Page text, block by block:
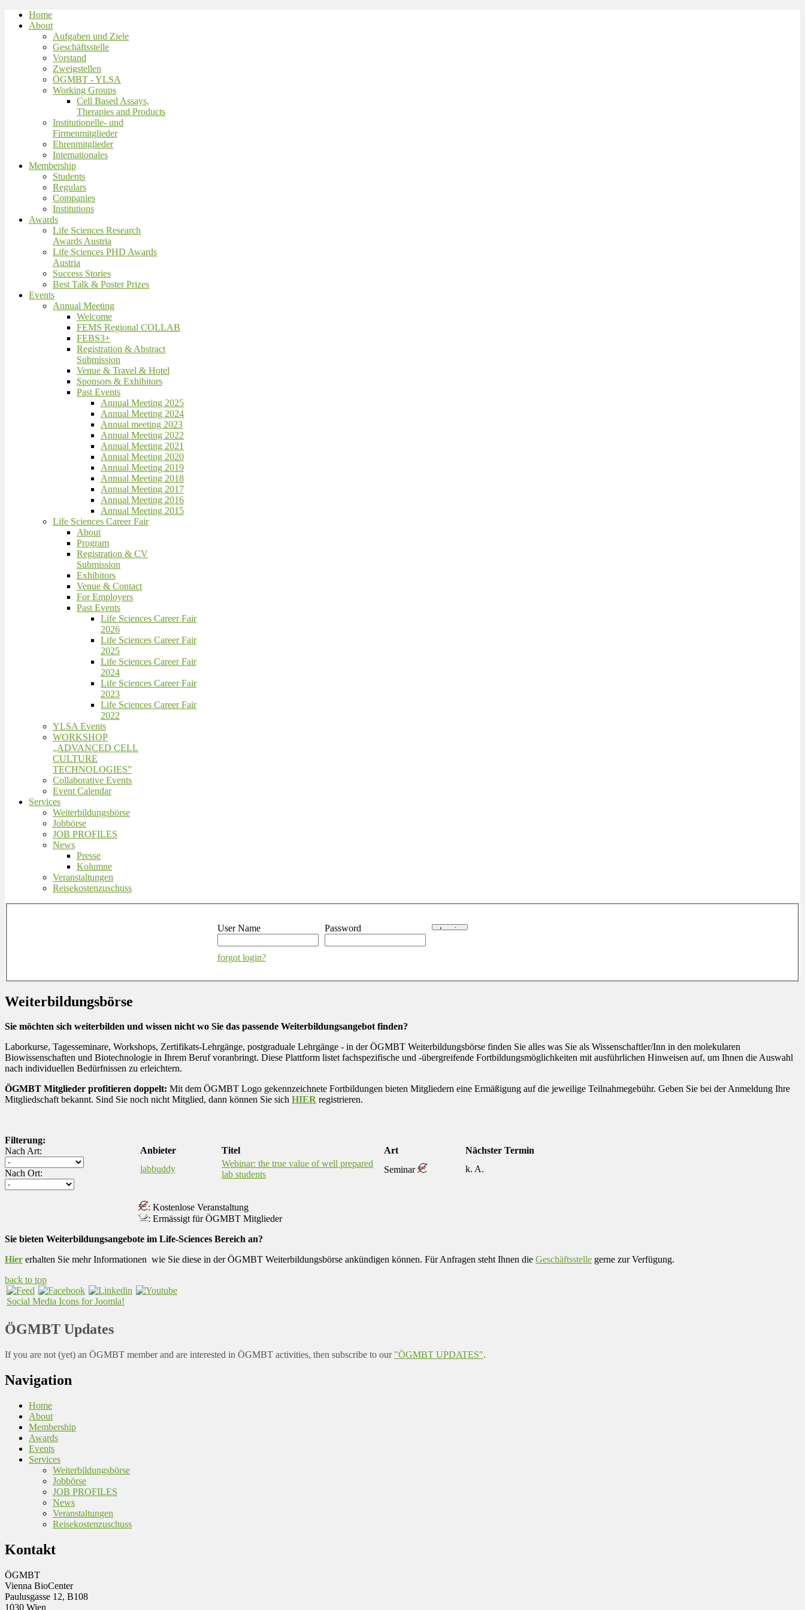
Home
About
Aufgaben und Ziele
Geschäftsstelle
Vorstand
Zweigstellen
ÖGMBT - YLSA
Working Groups
Cell Based Assays,
Therapies and Products
Institutionelle- und
Firmenmitglieder
Ehrenmitglieder
Internationales
Membership
Students
Regulars
Companies
Institutions
Awards
Life Sciences Research
Awards Austria
Life Sciences PHD Awards
Austria
Success Stories
Best Talk & Poster Prizes
Events
Annual Meeting
Welcome
FEMS Regional COLLAB
FEBS3+
Registration & Abstract
Submission
Venue & Travel & Hotel
Sponsors & Exhibitors
Past Events
Annual Meeting 2025
Annual Meeting 2024
Annual meeting 2023
Annual Meeting 2022
Annual Meeting 2021
Annual Meeting 2020
Annual Meeting 2019
Annual Meeting 2018
Annual Meeting 2017
Annual Meeting 2016
Annual Meeting 2015
Life Sciences Career Fair
About
Program
Registration & CV
Submission
Exhibitors
Venue & Contact
For Employers
Past Events
Life Sciences Career Fair
2026
Life Sciences Career Fair
2025
Life Sciences Career Fair
2024
Life Sciences Career Fair
2023
Life Sciences Career Fair
2022
YLSA Events
WORKSHOP
„ADVANCED CELL
CULTURE
TECHNOLOGIES”
Collaborative Events
Event Calendar
Services
Weiterbildungsbörse
Jobbörse
JOB PROFILES
News
Presse
Kolumne
Veranstaltungen
Reisekostenzuschuss
User Name Password
forgot login?
Weiterbildungsbörse
Sie möchten sich weiterbilden und wissen nicht wo Sie das passende Weiterbildungsangebot finden?
Laborkurse, Tagesseminare, Workshops, Zertifikats-Lehrgänge, postgraduale Lehrgänge - in der ÖGMBT Weiterbildungsbörse finden Sie alles was Sie als Wissenschaftler/Inn in den molekularen
Biowissenschaften und Biotechnologie in Ihrem Beruf voranbringt. Diese Plattform listet fachspezifische und -übergreifende Fortbildungsmöglichkeiten mit ausführlichen Hinweisen auf, um Ihnen die Auswahl
nach individuellen Bedürfnissen zu erleichtern.
ÖGMBT Mitglieder profitieren doppelt: Mit dem ÖGMBT Logo gekennzeichnete Fortbildungen bieten Mitgliedern eine Ermäßigung auf die jeweilige Teilnahmegebühr. Geben Sie bei der Anmeldung Ihre
Mitgliedschaft bekannt. Sind Sie noch nicht Mitglied, dann können Sie sich HIER registrieren.
Filterung:
Nach Art:
Nach Ort:
Anbieter Titel Art
Nächster Termin
labbuddy
Webinar: the true value of well prepared
lab students
Seminar k. A.
: Kostenlose Veranstaltung
: Ermässigt für ÖGMBT Mitglieder
Sie bieten Weiterbildungsangebote im Life-Sciences Bereich an?
Hier erhalten Sie mehr Informationen wie Sie diese in der ÖGMBT Weiterbildungsbörse ankündigen können. Für Anfragen steht Ihnen die Geschäftsstelle gerne zur Verfügung.
back to top
Social Media Icons for Joomla!
ÖGMBT Updates
If you are not (yet) an ÖGMBT member and are interested in ÖGMBT activities, then subscribe to our "ÖGMBT UPDATES".
Navigation
Home
About
Membership
Awards
Events
Services
Weiterbildungsbörse
Jobbörse
JOB PROFILES
News
Veranstaltungen
Reisekostenzuschuss
Kontakt
ÖGMBT
Vienna BioCenter
Paulusgasse 12, B108
1030 Wien